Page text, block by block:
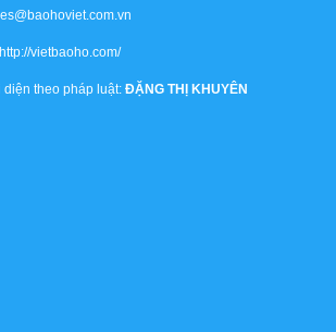
http://vietbaoho.com/
diện theo pháp luật: ĐẶNG THỊ KHUYÊN